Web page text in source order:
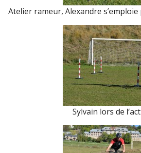
Atelier rameur, Alexandre
Sylvain lors de